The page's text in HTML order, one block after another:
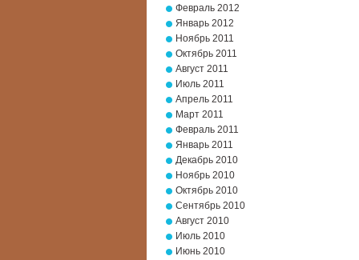
Февраль 2012
Январь 2012
Ноябрь 2011
Октябрь 2011
Август 2011
Июль 2011
Апрель 2011
Март 2011
Февраль 2011
Январь 2011
Декабрь 2010
Ноябрь 2010
Октябрь 2010
Сентябрь 2010
Август 2010
Июль 2010
Июнь 2010